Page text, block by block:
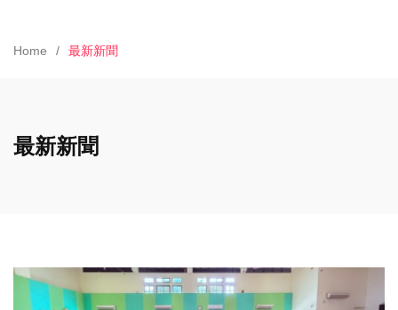
Home 最新新聞
最新新聞